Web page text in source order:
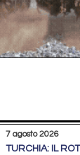
7 agosto 2026
TURCHIA: IL